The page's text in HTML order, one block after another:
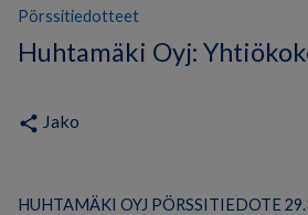
Pörssitiedotteet
Huhtamäki Oyj:
share Jako
HUHTAMÄKI OYJ PÖRSSITIEDOTE